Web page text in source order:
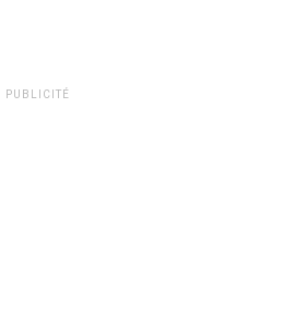
PUBLICITÉ